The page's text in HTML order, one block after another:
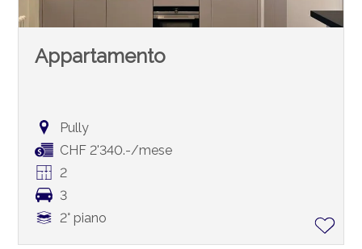
Appartamento
Pully
CHF 2'340.-/mese
2
3
2° piano